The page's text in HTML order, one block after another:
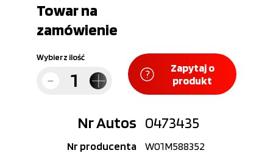
Towar na
zamówienie
Wybierz ilość
Zapytaj o
produkt
Nr Autos 0473435
Nr producenta
W01M588352